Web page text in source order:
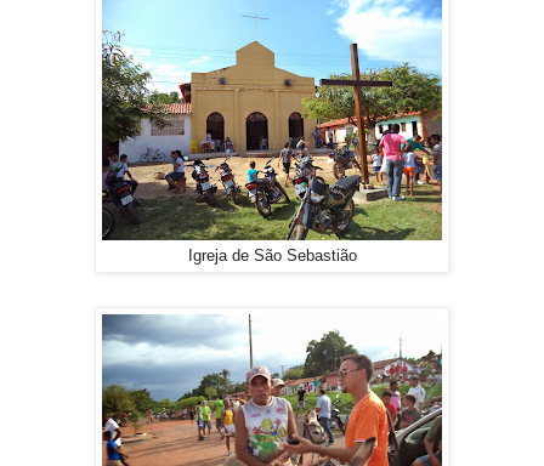
Igreja de São Sebastião